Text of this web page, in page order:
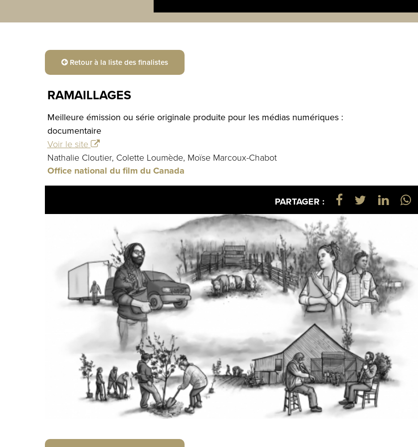
Retour à la liste des finalistes
RAMAILLAGES
Meilleure émission ou série originale produite pour les médias numériques :
documentaire
Voir le site
Nathalie Cloutier, Colette Loumède, Moïse Marcoux-Chabot
Office national du film du Canada
PARTAGER :